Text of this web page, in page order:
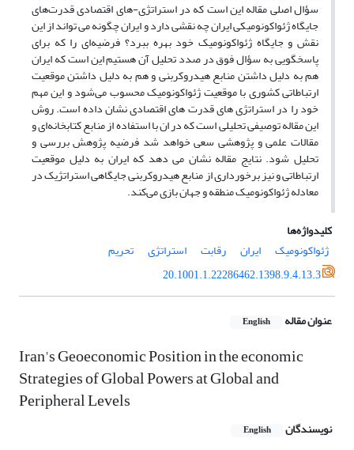
سؤال اصلی مقاله این است که در استراتژی-های اقتصادی قدرت‌های
جایگاه ژئواکونومیکی ایران چه نقشی دارد و ایران چگونه می تواند از این
نقش و جایگاه ژئواکونومیک خود بهره ببرد؟ فرضیه‌ای را که برای
پاسخگویی به سؤال فوق در صدد تحلیل آن هستیم این است که ایران
هم به دلیل داشتن منابع هیدروکربنی و هم به دلیل داشتن موقعیت
ارتباطاتی کشوری با موقعیت ژئواکونومیک محسوب می‌شود و این مهم
خود را در استراتژی های قدرت های اقتصادی نشان داده است. روش
این مقاله توصیفی تحلیلی است که در ان با استفاده از منابع کتابخانه‌ای و
مقالات علمی و پژوهشی سعی خواهد شد فرضیه پژوهش بررسی و
تحلیل شود. نتایج مقاله نشان می دهد که ایران به دلیل موقعیت
ارتباطاتی و نیز برخورداری از منابع هیدروکربنی جایگاهی استراتژیک در
معادله ژئواکونومیک منطقه و جهان بازی می‌کند.
کلیدواژه‌ها
ژئواکونومیک
ایران رقابت استراتژی
تحریم
20.1001.1.22286462.1398.9.4.13.3
عنوان مقاله English
Iran's Geoeconomic Position in the economic
Strategies of Global Powers at Global and
Peripheral Levels
نویسندگان English